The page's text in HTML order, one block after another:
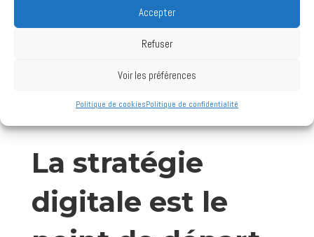
Accepter
Refuser
Voir les préférences
Politique de cookiesPolitique de confidentialité
La stratégie
digitale est le